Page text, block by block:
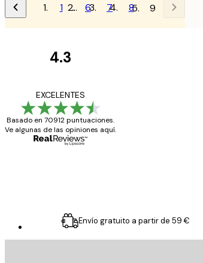
1 … 6 7 8 9
4.3
EXCELENTES
Basado en 70912 puntuaciones.
Ve algunas de las opiniones aquí.
Envío gratuito a partir de 59 €